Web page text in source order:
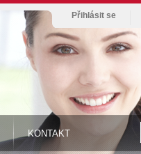
Přihlásit se
KONTAKT